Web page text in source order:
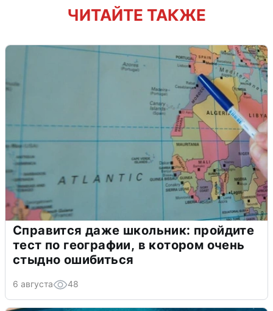
ЧИТАЙТЕ ТАКЖЕ
Справится даже школьник: пройдите
тест по географии, в котором очень
стыдно ошибиться
6 августа 48